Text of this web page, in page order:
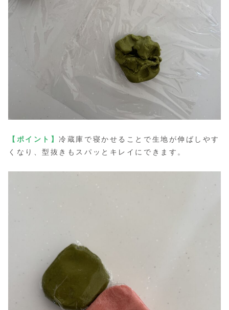
【ポイント】冷蔵庫で寝かせることで生地が伸ばしやす
くなり、型抜きもスパッとキレイにできます。